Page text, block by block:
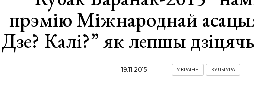
прэмію Міжнароднай
Дзе? Калі?” як лепшы
19.11.2015 У КРАІНЕ КУЛЬТУРА